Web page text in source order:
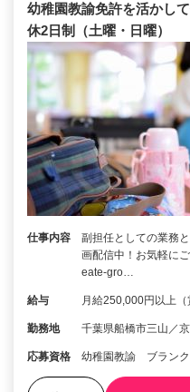
幼稚園教諭免許を活かし
休2日制（土曜・日曜）
仕事内容
副担任としての業務
画配信中！お気軽に
eate-gro…
給与 月給250,000円以上（
勤務地 千葉県船橋市三山／
応募資格 幼稚園教諭 ブラン